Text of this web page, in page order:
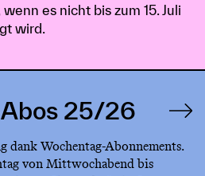
es nicht bis zum 15. Juli
wird.
25/26
dank Wochentag-Abonnements.
von Mittwochabend bis